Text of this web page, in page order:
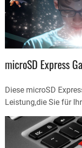
microSD Express
Diese microSD
Leistung,die Sie für